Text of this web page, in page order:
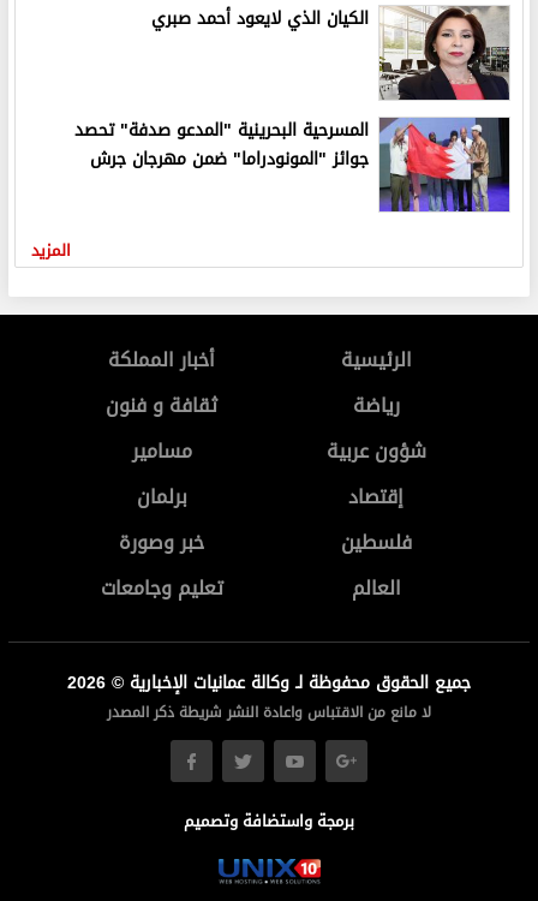
الكيان الذي لايعود أحمد صبري
المسرحية البحرينية "المدعو صدفة" تحصد
جوائز "المونودراما" ضمن مهرجان جرش
المزيد
الرئيسية
أخبار المملكة
رياضة
ثقافة و فنون
شؤون عربية
مسامير
إقتصاد
برلمان
فلسطين
خبر وصورة
العالم
تعليم وجامعات
جميع الحقوق محفوظة لـ وكالة عمانيات الإخبارية © 2026
لا مانع من الاقتباس واعادة النشر شريطة ذكر المصدر
برمجة واستضافة وتصميم